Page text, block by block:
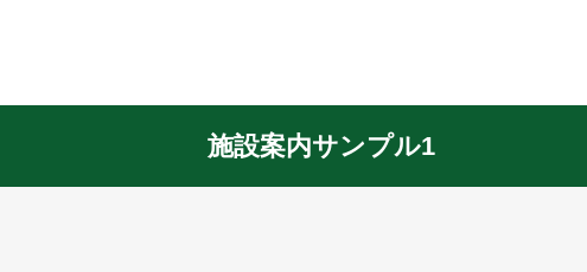
施設案内サンプル1